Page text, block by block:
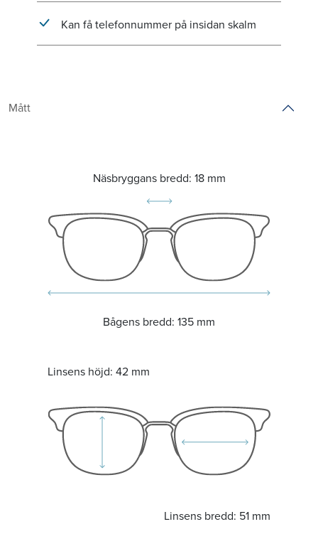
Kan få telefonnummer på insidan skalm
Mått
Näsbryggans bredd: 18 mm
Bågens bredd: 135 mm
Linsens höjd: 42 mm
Linsens bredd: 51 mm